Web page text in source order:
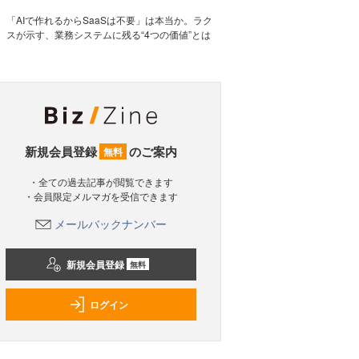
「AIで作れるからSaaSは不要」は本当か。ラク
スが示す、業務システムに残る“4つの価値”とは
新規会員登録 無料 のご案内
・全ての過去記事が閲覧できます
・会員限定メルマガを受信できます
メールバックナンバー
新規会員登録 無料
ログイン